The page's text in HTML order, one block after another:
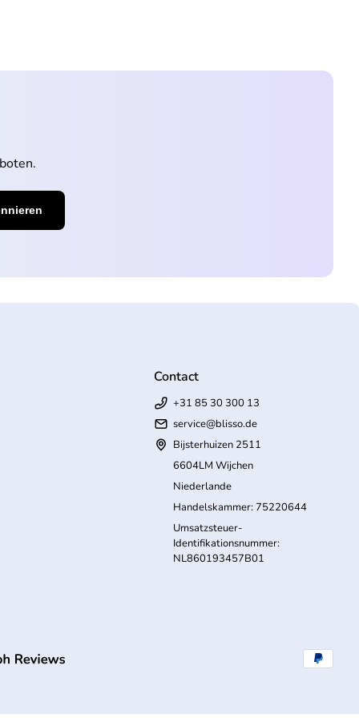
Contact
+31 85 30 300 13
service@blisso.de
Bijsterhuizen 2511
6604LM Wijchen
Niederlande
Handelskammer: 75220644
Umsatzsteuer-
Identifikationsnummer:
NL860193457B01